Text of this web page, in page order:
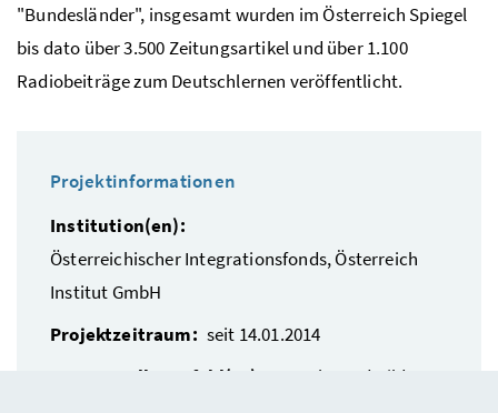
"Bundesländer", insgesamt wurden im Österreich Spiegel
bis dato über 3.500 Zeitungsartikel und über 1.100
Radiobeiträge zum Deutschlernen veröffentlicht.
Projektinformationen
Institution(en):
Österreichischer Integrationsfonds, Österreich
Institut GmbH
Projektzeitraum: seit 14.01.2014
NAP.I Handlungsfeld(er):
Sprache und Bildung